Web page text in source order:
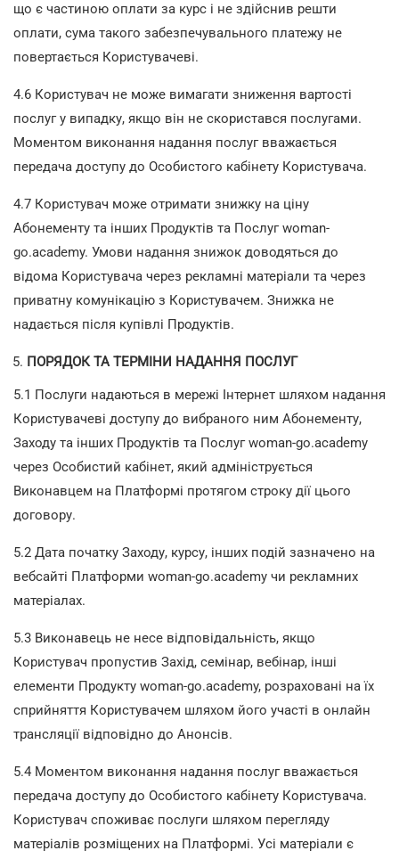
що є частиною оплати за курс і не здійснив решти
оплати, сума такого забезпечувального платежу не
повертається Користувачеві.
4.6 Користувач не може вимагати зниження вартості
послуг у випадку, якщо він не скористався послугами.
Моментом виконання надання послуг вважається
передача доступу до Особистого кабінету Користувача.
4.7 Користувач може отримати знижку на ціну
Абонементу та інших Продуктів та Послуг woman-
go.academy. Умови надання знижок доводяться до
відома Користувача через рекламні матеріали та через
приватну комунікацію з Користувачем. Знижка не
надається після купівлі Продуктів.
ПОРЯДОК ТА ТЕРМІНИ НАДАННЯ ПОСЛУГ
5.1 Послуги надаються в мережі Інтернет шляхом надання
Користувачеві доступу до вибраного ним Абонементу,
Заходу та інших Продуктів та Послуг woman-go.academy
через Особистий кабінет, який адмініструється
Виконавцем на Платформі протягом строку дії цього
договору.
5.2 Дата початку Заходу, курсу, інших подій зазначено на
вебсайті Платформи woman-go.academy чи рекламних
матеріалах.
5.3 Виконавець не несе відповідальність, якщо
Користувач пропустив Захід, семінар, вебінар, інші
елементи Продукту woman-go.academy, розраховані на їх
сприйняття Користувачем шляхом його участі в онлайн
трансляції відповідно до Анонсів.
5.4 Моментом виконання надання послуг вважається
передача доступу до Особистого кабінету Користувача.
Користувач споживає послуги шляхом перегляду
матеріалів розміщених на Платформі. Усі матеріали є